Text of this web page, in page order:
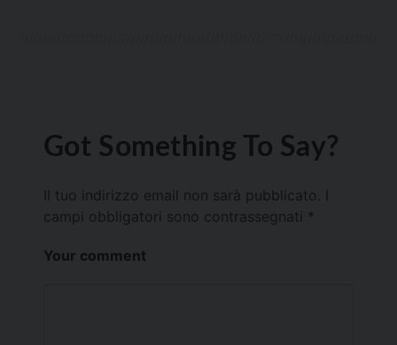
Got Something To Say?
Il tuo indirizzo email non sarà pubblicato.
campi obbligatori sono contrassegnati *
Your comment